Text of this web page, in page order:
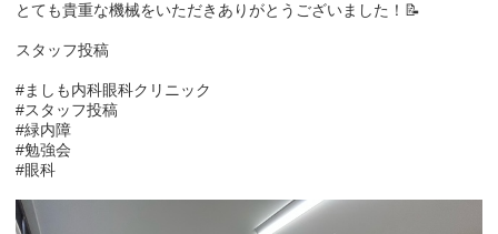
とても貴重な機械をいただきありがとうございました！📝
スタッフ投稿
#ましも内科眼科クリニック
#スタッフ投稿
#緑内障
#勉強会
#眼科